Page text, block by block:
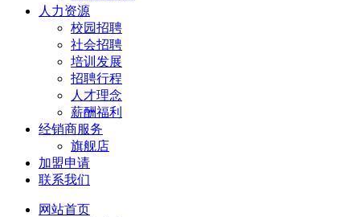
人力资源
校园招聘
社会招聘
培训发展
招聘行程
人才理念
薪酬福利
经销商服务
旗舰店
加盟申请
联系我们
网站首页